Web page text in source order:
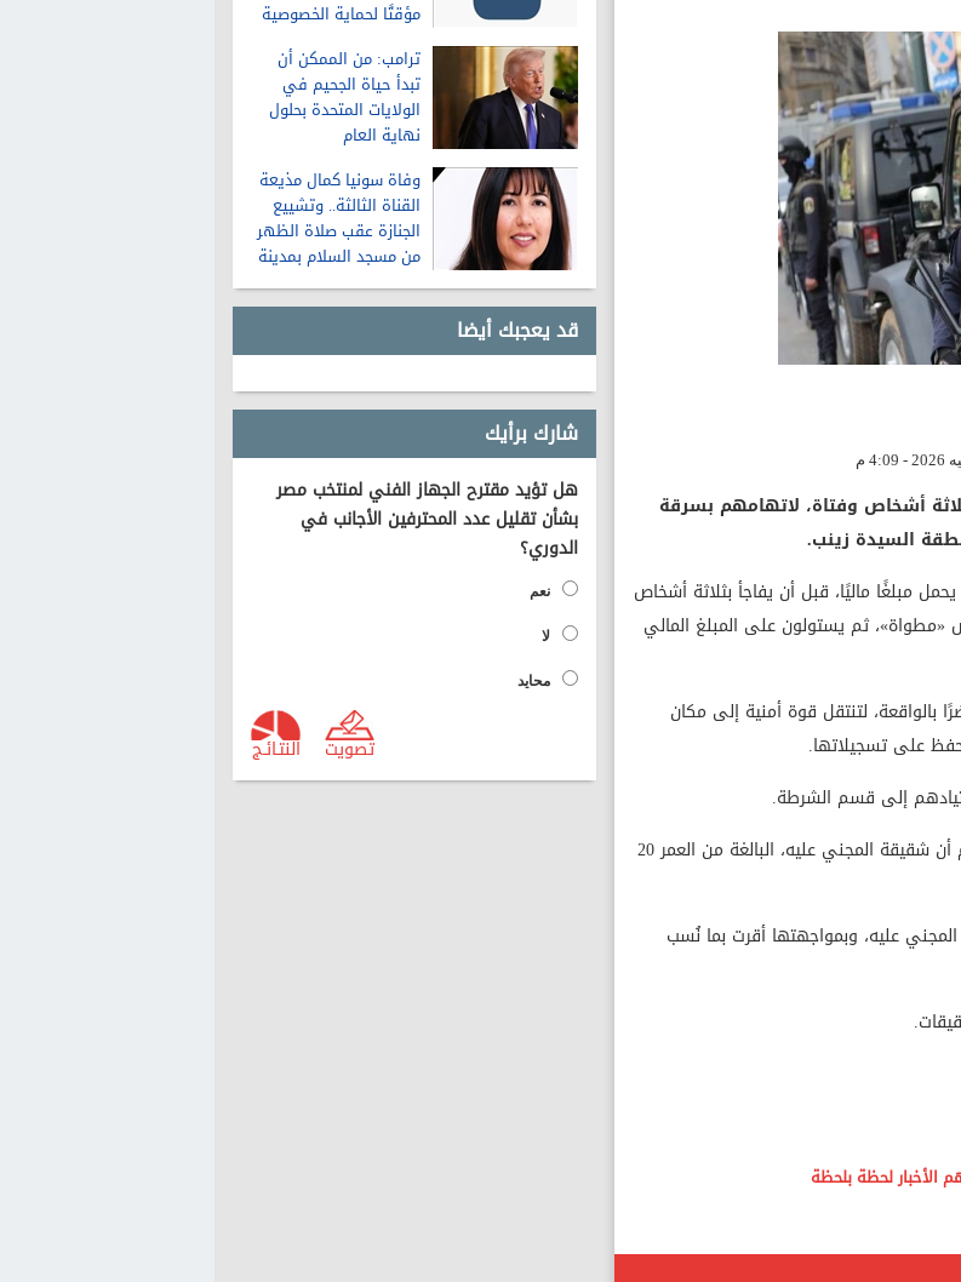
مؤقتًا لحماية الخصوصية
ترامب: من الممكن أن
تبدأ حياة الجحيم في
الولايات المتحدة بحلول
نهاية العام
وفاة سونيا كمال مذيعة
القناة الثالثة.. وتشييع
الجنازة عقب صلاة الظهر
من مسجد السلام بمدينة
نصر
قد يعجبك أيضا
شارك برأيك
هل تؤيد مقترح الجهاز الفني لمنتخب مصر
بشأن تقليل عدد المحترفين الأجانب في
الدوري؟
نعم
لا
محايد
النتـائـج تصويت
أشخاص وفتاة، لاتهامهم بسرقة
السيدة زينب.
مبلغًا ماليًا، قبل أن يفاجأ بثلاثة أشخاص
ثم يستولون على المبلغ المالي
لتنتقل قوة أمنية إلى مكان
على تسجيلاتها.
إلى قسم الشرطة.
وخلال مناقشتهم، اعترفوا بارتكاب الواقعة، وكشفت أقوالهم أن شقيقة المجني عليه، البالغة من العمر 20
عليه، وبمواجهتها أقرت بما نُسب